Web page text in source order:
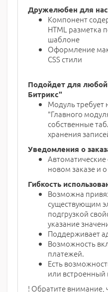
Дружелюбен для
Компонент
HTML разметка
шаблоне
Оформление
CSS стили
Подойдет для
Битрикс"
Модуль требует
"Главного
собственные
хранения
Уведомления о
новом заказе и
Гибкость
Возможна
существующим
подгрузкой
указание
Поддерживает
Возможность
платежей.
Есть
или
! Обратите внимание,